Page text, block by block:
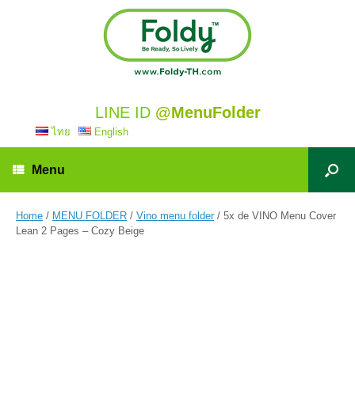
LINE ID @MenuFolder
ไทย English
Menu
Home / MENU FOLDER / Vino menu folder / 5x de VINO Menu Cover
Lean 2 Pages – Cozy Beige